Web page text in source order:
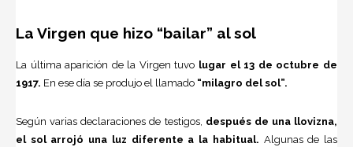
La Virgen que hizo “bailar” al sol
La última aparición de la Virgen tuvo lugar el 13 de octubre de
1917. En ese día se produjo el llamado “milagro del sol”.
Según varias declaraciones de testigos, después de una llovizna,
el sol arrojó una luz diferente a la habitual. Algunas de las